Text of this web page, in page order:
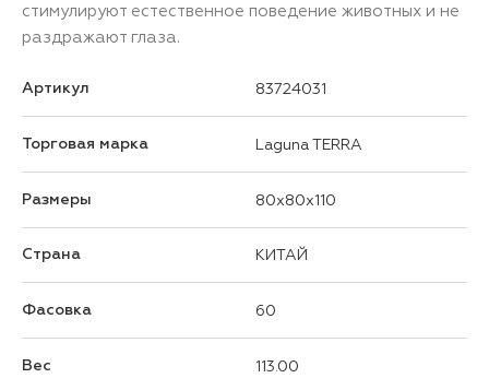
стимулируют естественное поведение животных и не
раздражают глаза.
Артикул 83724031
Торговая марка Laguna TERRA
Размеры 80x80x110
Страна КИТАЙ
Фасовка 60
Вес 113.00